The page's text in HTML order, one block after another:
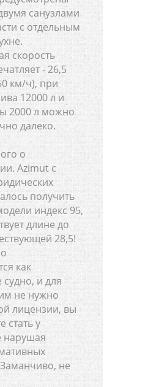
санузлами
с отдельным
скорость
- 26,5
км/ч), при
12000 л и
2000 л можно
далеко.
о
Azimut с
получить
индекс 95,
длине до
28,5!
как
и для
не нужно
лицензии, вы
стать у
нарушая
не